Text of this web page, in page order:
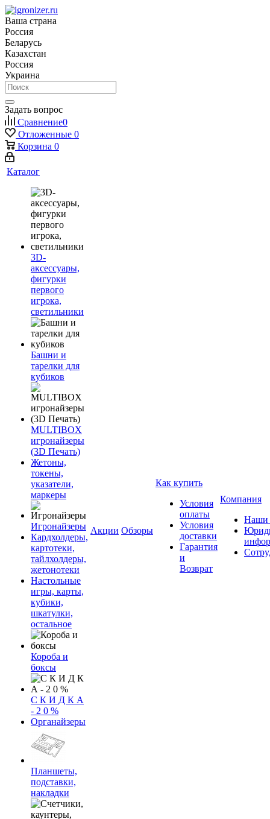
Ваша страна
Россия
Беларусь
Казахстан
Россия
Украина
Задать вопрос
Сравнение0
Отложенные 0
Корзина 0
Каталог
3D-
аксессуары,
фигурки
первого
игрока,
светильники
Башни и
тарелки для
кубиков
MULTIBOX
игронайзеры
(3D Печать)
Жетоны,
токены,
указатели,
маркеры
Игронайзеры
Кардхолдеры,
картотеки,
тайлхолдеры,
жетонотеки
Настольные
игры, карты,
кубики,
шкатулки,
остальное
Короба и
боксы
С К И Д К А
- 2 0 %
Органайзеры
Планшеты,
подставки,
накладки
Акции Обзоры
Как купить
Условия
оплаты
Условия
доставки
Гарантия
и
Возврат
Компания
Наши